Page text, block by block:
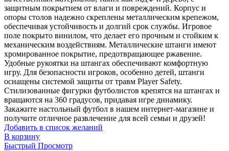
защитным покрытием от влаги и повреждений. Корпус и
опоры столов надежно скреплены металлическим крепежом,
обеспечивая устойчивость и долгий срок службы. Игровое
поле покрыто винилом, что делает его прочным и стойким к
механическим воздействиям. Металлические штанги имеют
хромированное покрытие, предотвращающее ржавение.
Удобные рукоятки на штангах обеспечивают комфортную
игру. Для безопасности игроков, особенно детей, штанги
оснащены системой защиты от травм Player Safety.
Стилизованные фигурки футболистов крепятся на штангах и
вращаются на 360 градусов, придавая игре динамику.
Закажите настольный футбол в нашем интернет-магазине и
получите отличное развлечение для всей семьи и друзей!
Добавить в список желаний
В корзину
Быстрый Просмотр